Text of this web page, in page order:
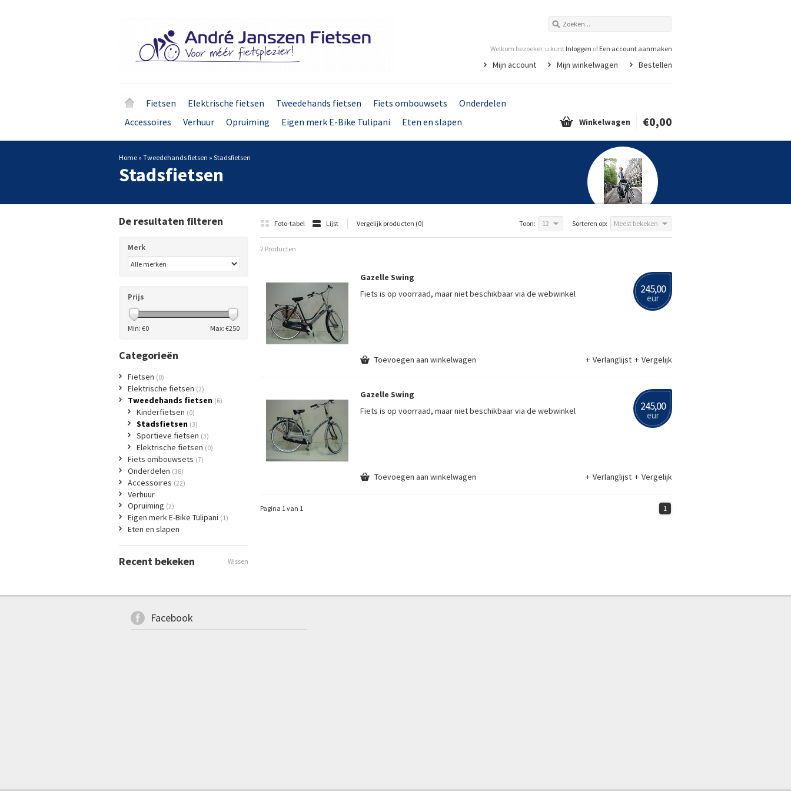
Welkom bezoeker, u kunt Inloggen ofEen account aanmaken
Mijn account Mijn winkelwagen Bestellen
Fietsen Elektrische fietsen Tweedehands fietsen Fiets ombouwsets
Onderdelen
Accessoires
Verhuur Opruiming Eigen merk E-Bike Tulipani Eten en slapen Winkelwagen €0,00
Home » Tweedehands fietsen » Stadsfietsen
Stadsfietsen
Foto-tabel Lijst Vergelijk producten (0) Sorteren op: Meest bekeken
Toon: 12
2 Producten
Gazelle Swing
Fiets is op voorraad, maar niet beschikbaar via de webwinkel
245,00
eur
Toevoegen aan winkelwagen Verlanglijst Vergelijk
Gazelle Swing
Fiets is op voorraad, maar niet beschikbaar via de webwinkel
245,00
eur
Toevoegen aan winkelwagen Verlanglijst Vergelijk
Pagina 1 van 1 1
De resultaten filteren
Merk
Prijs
Min: €0 Max: €250
Categorieën
Fietsen (0)
Elektrische fietsen (2)
Tweedehands fietsen (6)
Kinderfietsen (0)
Stadsfietsen (3)
Sportieve fietsen (3)
Elektrische fietsen (0)
Fiets ombouwsets (7)
Onderdelen (38)
Accessoires (22)
Verhuur
Opruiming (2)
Eigen merk E-Bike Tulipani (1)
Eten en slapen
Recent bekeken Wissen
Facebook